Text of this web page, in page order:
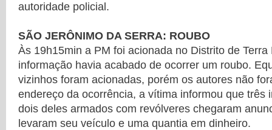
autoridade policial.
SÃO JERÔNIMO DA SERRA: ROUBO
Às 19h15min a PM foi acionada no Distrito de
informação havia acabado de ocorrer um roubo.
vizinhos foram acionadas, porém os autores não
endereço da ocorrência, a vítima informou que três
dois deles armados com revólveres chegaram
levaram seu veículo e uma quantia em dinheiro.